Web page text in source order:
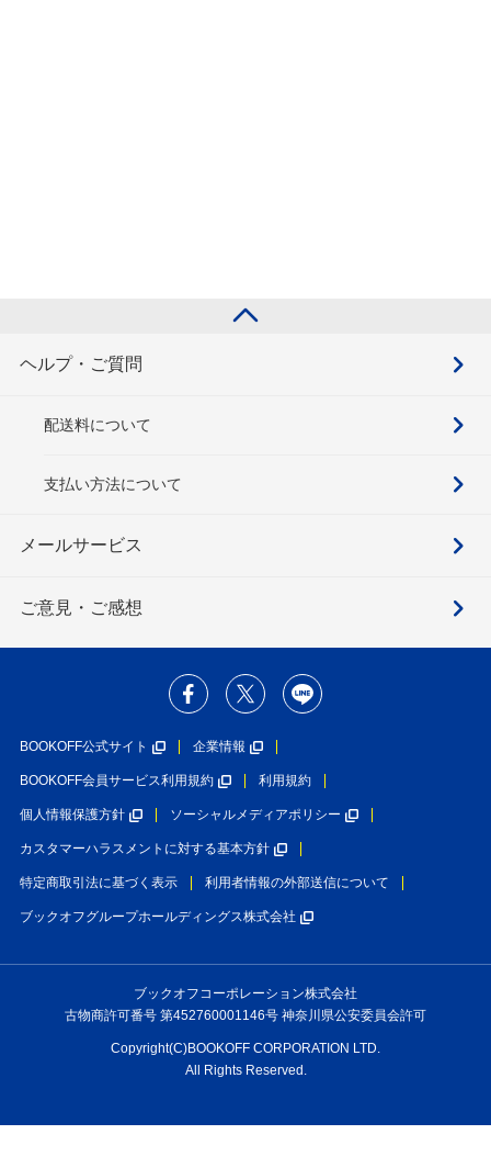
ヘルプ・ご質問
配送料について
支払い方法について
メールサービス
ご意見・ご感想
BOOKOFF公式サイト 企業情報
BOOKOFF会員サービス利用規約 利用規約
個人情報保護方針 ソーシャルメディアポリシー
カスタマーハラスメントに対する基本方針
特定商取引法に基づく表示 利用者情報の外部送信について
ブックオフグループホールディングス株式会社
ブックオフコーポレーション株式会社
古物商許可番号 第452760001146号 神奈川県公安委員会許可
Copyright(C)BOOKOFF CORPORATION LTD.
All Rights Reserved.